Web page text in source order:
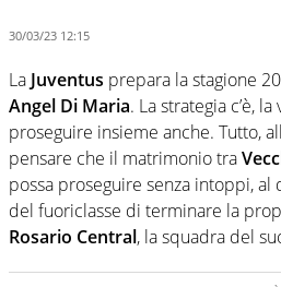
30/03/23 12:15
La Juventus prepara la stagione
Angel Di Maria. La strategia c’è,
proseguire insieme anche. Tutto,
pensare che il matrimonio tra
possa proseguire senza intoppi,
del fuoriclasse di terminare la
Rosario Central, la squadra del